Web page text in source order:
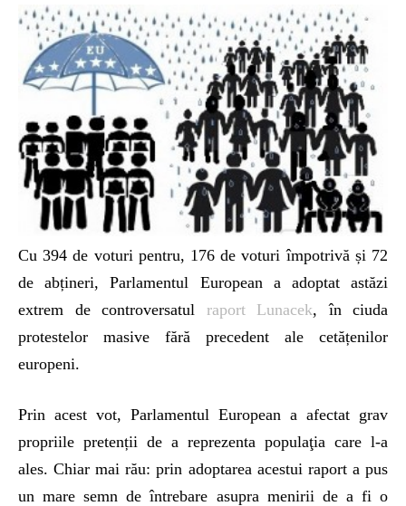
Cu 394 de voturi pentru, 176 de voturi împotrivă și 72
de abțineri, Parlamentul European a adoptat astăzi
extrem de controversatul raport Lunacek, în ciuda
protestelor masive fără precedent ale cetățenilor
europeni.
Prin acest vot, Parlamentul European a afectat grav
propriile pretenții de a reprezenta populaţia care l-a
ales. Chiar mai rău: prin adoptarea acestui raport a pus
un mare semn de întrebare asupra menirii de a fi o